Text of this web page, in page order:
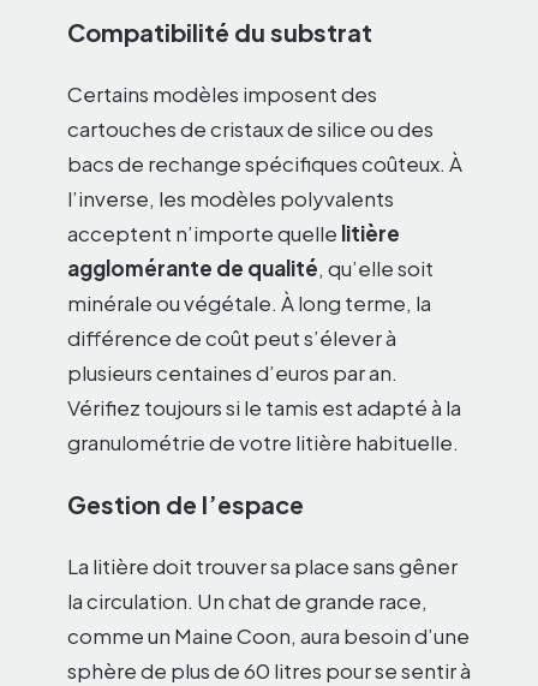
Compatibilité du substrat
Certains modèles imposent des
cartouches de cristaux de silice ou des
bacs de rechange spécifiques coûteux. À
l’inverse, les modèles polyvalents
acceptent n’importe quelle litière
agglomérante de qualité, qu’elle soit
minérale ou végétale. À long terme, la
différence de coût peut s’élever à
plusieurs centaines d’euros par an.
Vérifiez toujours si le tamis est adapté à la
granulométrie de votre litière habituelle.
Gestion de l’espace
La litière doit trouver sa place sans gêner
la circulation. Un chat de grande race,
comme un Maine Coon, aura besoin d’une
sphère de plus de 60 litres pour se sentir à